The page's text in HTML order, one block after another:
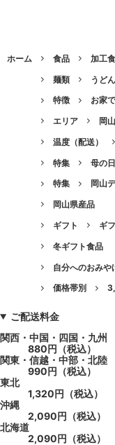
ホーム 食品
加工
麺類
うどん
特徴
お家
エリア
岡山
温度（配送）
特集
母の
特集
岡山
岡山県産品
ギフト
ギ
冬ギフト食品
自分へのおみや
価格帯別
ご配送料金
関西・中国・四国・九州
880円（税込）
関東・信越・中部・北陸
990円（税込）
東北
1,320円（税込）
沖縄
2,090円（税込）
北海道
2,090円（税込）